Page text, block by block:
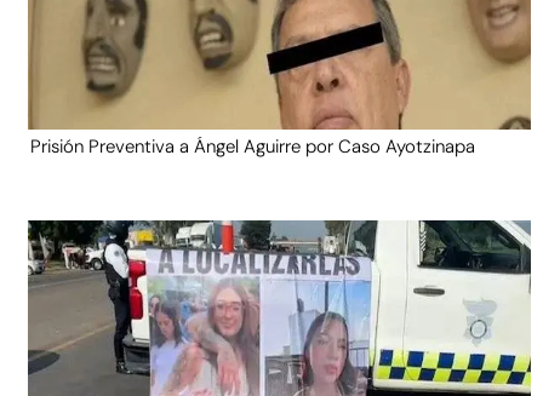
Prisión Preventiva a Ángel Aguirre por Caso Ayotzinapa